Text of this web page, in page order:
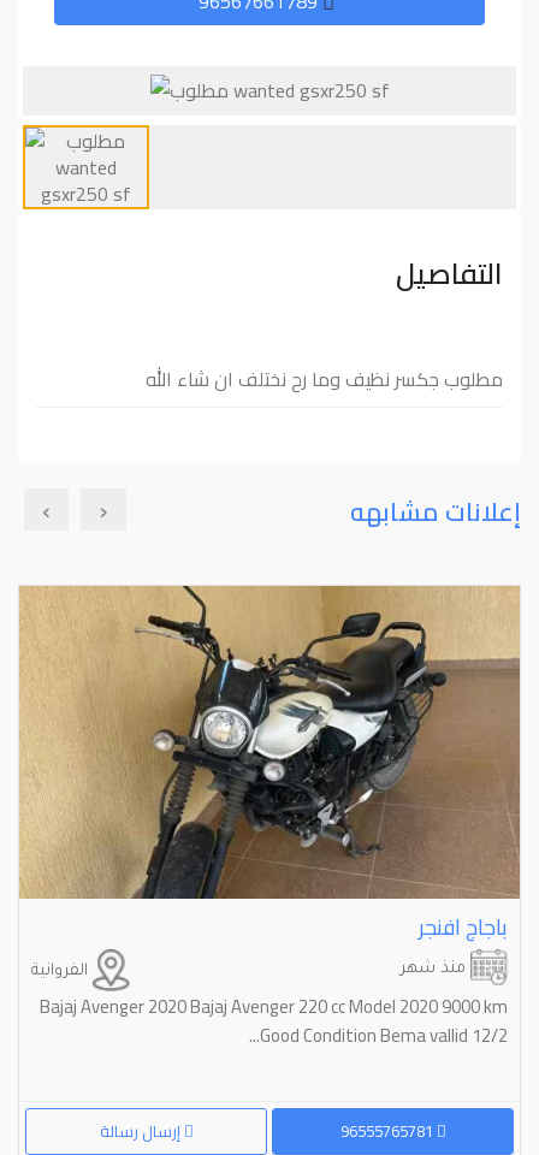
التفاصيل
مطلوب جكسر نظيف وما رح نختلف ان شاء الله
إعلانات مشابهه
باجاج افنجر
الفروانية منذ شهر
Bajaj Avenger 2020 Bajaj Avenger 220 cc Model 2020 9000 km
Good Condition Bema vallid 12/2...
إرسال رسالة
‹
›